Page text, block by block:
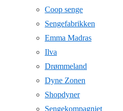
Coop senge
Sengefabrikken
Emma Madras
Ilva
Drømmeland
Dyne Zonen
Shopdyner
Sengekompagniet